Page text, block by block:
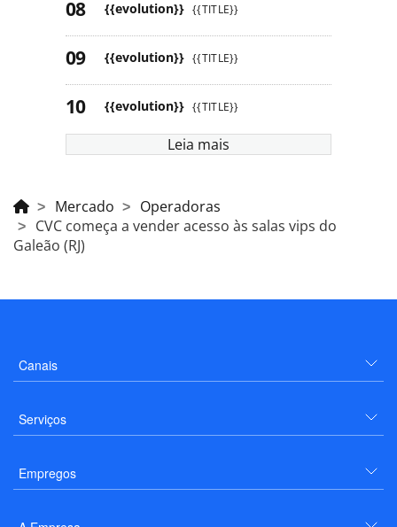
{{evolution}} {{TITLE}}
{{evolution}} {{TITLE}}
{{evolution}} {{TITLE}}
Leia mais
Mercado
Operadoras
CVC começa a vender acesso às salas vips do
Galeão (RJ)
Canais
Serviços
Empregos